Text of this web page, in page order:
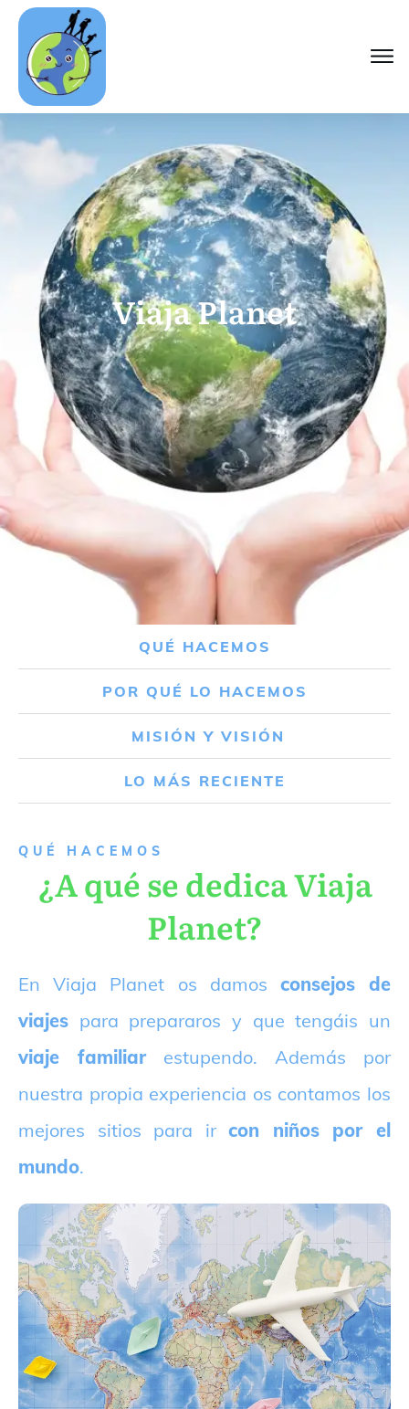
Viaja Planet
QUÉ HACEMOS
POR QUÉ LO HACEMOS
MISIÓN Y VISIÓN
LO MÁS RECIENTE
QUÉ HACEMOS
¿A qué se dedica Viaja
Planet?
En Viaja Planet os damos consejos de
viajes para prepararos y que tengáis un
viaje familiarestupendo. Además por
nuestra propia experiencia os contamos los
mejores sitios para ircon niños por el
mundo.